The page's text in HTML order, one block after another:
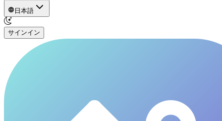
日本語
サインイン